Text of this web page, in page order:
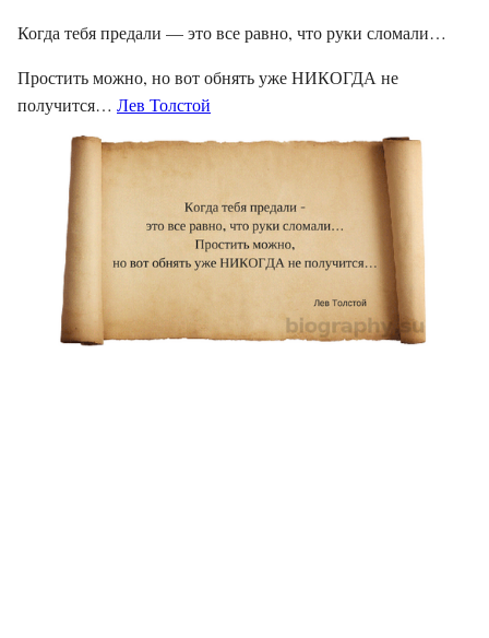
Когда тебя предали — это все равно, что руки сломали…
Простить можно, но вот обнять уже НИКОГДА не
получится… Лев Толстой